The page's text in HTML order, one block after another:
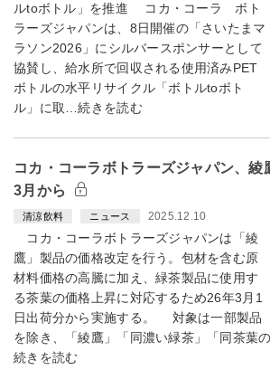
ルtoボトル」を推進 コカ・コーラ ボト
ラーズジャパンは、8日開催の「さいたまマ
ラソン2026」にシルバースポンサーとして
協賛し、給水所で回収される使用済みPET
ボトルの水平リサイクル「ボトルtoボト
ル」に取…続きを読む
コカ・コーラボトラーズジャパン、
3月から
清涼飲料 ニュース 2025.12.10
コカ・コーラボトラーズジャパンは「綾
鷹」製品の価格改定を行う。包材を含む原
材料価格の高騰に加え、緑茶製品に使用す
る茶葉の価格上昇に対応するため26年3月1
日出荷分から実施する。 対象は一部製品
を除き、「綾鷹」「同濃い緑茶」「同茶葉
続きを読む